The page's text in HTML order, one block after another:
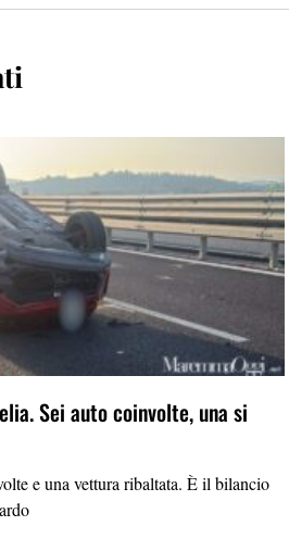
Sei auto coinvolte, una si
e una vettura ribaltata. È il bilancio